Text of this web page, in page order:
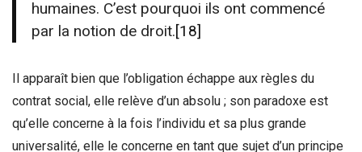
humaines. C’est pourquoi ils ont commencé
par la notion de droit.[18]
Il apparaît bien que l’obligation échappe aux règles du
contrat social, elle relève d’un absolu ; son paradoxe est
qu’elle concerne à la fois l’individu et sa plus grande
universalité, elle le concerne en tant que sujet d’un principe